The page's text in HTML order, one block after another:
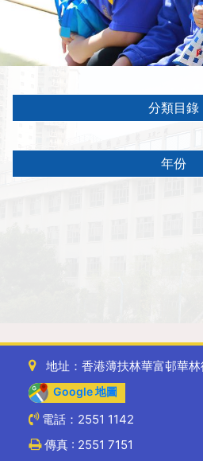
分類目錄
年份
地址：香港薄扶林華富邨華
Google 地圖
電話：2551 1142
傳真 : 2551 7151